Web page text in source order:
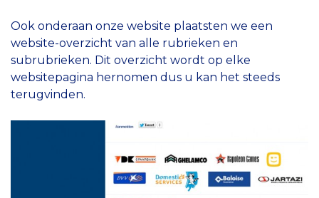
Ook onderaan onze website plaatsten we een
website-overzicht van alle rubrieken en
subrubrieken. Dit overzicht wordt op elke
websitepagina hernomen dus u kan het steeds
terugvinden.